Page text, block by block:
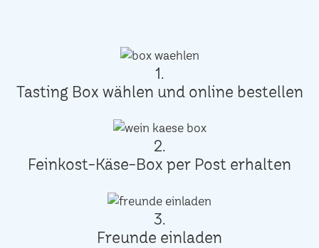
1.
Tasting Box wählen und online bestellen
2.
Feinkost-Käse-Box per Post erhalten
3.
Freunde einladen